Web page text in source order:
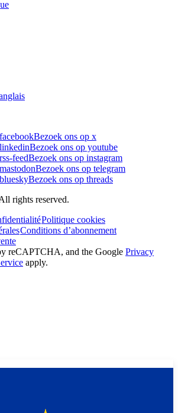
Bezoek ons op x
Bezoek ons op youtube
feedBezoek ons op instagram
Bezoek ons op telegram
Bezoek ons op threads
rights reserved.
Politique cookies
Conditions d’abonnement
reCAPTCHA, and the Google Privacy
apply.